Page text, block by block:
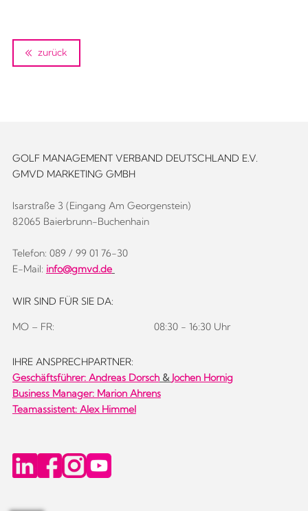
zurück
GOLF MANAGEMENT VERBAND DEUTSCHLAND E.V.
GMVD MARKETING GMBH
Isarstraße 3 (Eingang Am Georgenstein)
82065 Baierbrunn-Buchenhain
Telefon: 089 / 99 01 76-30
E-Mail: info@gmvd.de
WIR SIND FÜR SIE DA:
MO – FR: 08:30 - 16:30 Uhr
IHRE ANSPRECHPARTNER:
Geschäftsführer: Andreas Dorsch& Jochen Hornig
Business Manager: Marion Ahrens
Teamassistent: Alex Himmel